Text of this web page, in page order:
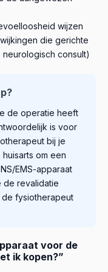
wijzen
die gerichte
consult)
de operatie heeft
is voor
bij je
om een
EMS-apparaat
revalidatie
fysiotherapeut
voor de
ik kopen?”